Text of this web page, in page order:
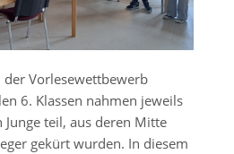
Vorlesewettbewerb
6. Klassen nahmen jeweils
teil, aus deren Mitte
gekürt wurden. In diesem